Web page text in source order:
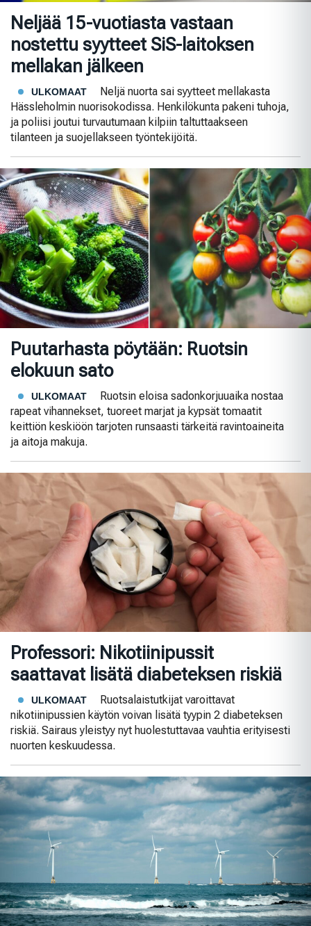
Neljää 15-vuotiasta vastaan
nostettu syytteet SiS-laitoksen
mellakan jälkeen
ULKOMAAT
Neljä nuorta sai syytteet mellakasta
Hässleholmin nuorisokodissa. Henkilökunta pakeni tuhoja,
ja poliisi joutui turvautumaan kilpiin taltuttaakseen
tilanteen ja suojellakseen työntekijöitä.
Puutarhasta pöytään: Ruotsin
elokuun sato
ULKOMAAT
Ruotsin eloisa sadonkorjuuaika nostaa
rapeat vihannekset, tuoreet marjat ja kypsät tomaatit
keittiön keskiöön tarjoten runsaasti tärkeitä ravintoaineita
ja aitoja makuja.
Professori: Nikotiinipussit
saattavat lisätä diabeteksen riskiä
ULKOMAAT
Ruotsalaistutkijat varoittavat
nikotiinipussien käytön voivan lisätä tyypin 2 diabeteksen
riskiä. Sairaus yleistyy nyt huolestuttavaa vauhtia erityisesti
nuorten keskuudessa.